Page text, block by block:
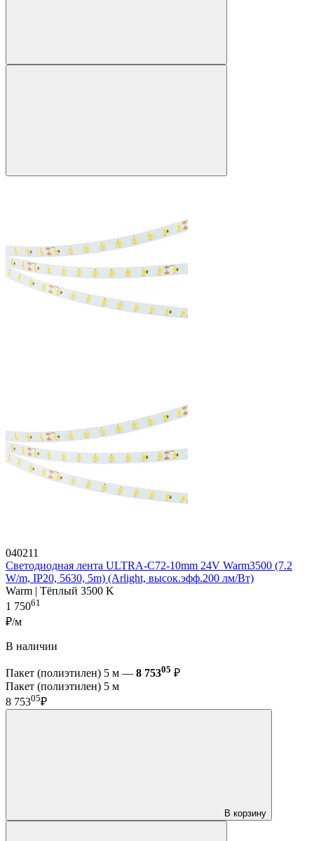
040211
Светодиодная лента ULTRA-C72-10mm 24V Warm3500 (7.2
W/m, IP20, 5630, 5m) (Arlight, высок.эфф.200 лм/Вт)
Warm | Тёплый 3500 K
1 75061
₽/м
В наличии
Пакет (полиэтилен) 5 м — 8 75305 ₽
Пакет (полиэтилен) 5 м
8 75305₽
В корзину